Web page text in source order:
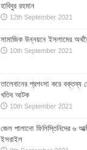
হাবিবুর রহমান
12th September 2021
সামাজিক উন্নয়নে ইসলামের
10th September 2021
তালেবানের প্রশংসা করে বক্তব্য
খতিব আটক
10th September 2021
জেল পালানো ফিলিস্তিনিদের ৬
ইসরাইল